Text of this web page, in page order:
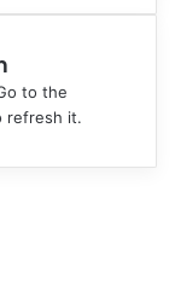
to the
refresh it.